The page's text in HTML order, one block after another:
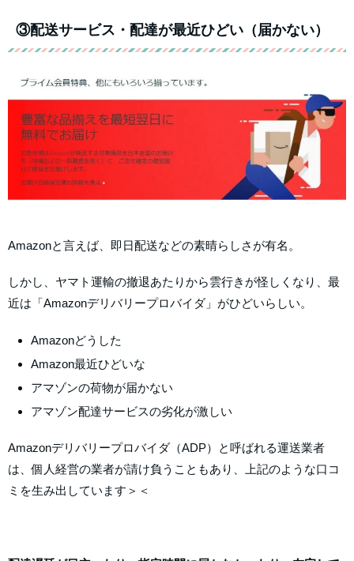
③配送サービス・配達が最近ひどい（届かない）
Amazonと言えば、即日配送などの素晴らしさが有名。
しかし、ヤマト運輸の撤退あたりから雲行きが怪しくなり、最
近は「Amazonデリバリープロバイダ」がひどいらしい。
Amazonどうした
Amazon最近ひどいな
アマゾンの荷物が届かない
アマゾン配達サービスの劣化が激しい
Amazonデリバリープロバイダ（ADP）と呼ばれる運送業者
は、個人経営の業者が請け負うこともあり、上記のような口コ
ミを生み出しています＞＜